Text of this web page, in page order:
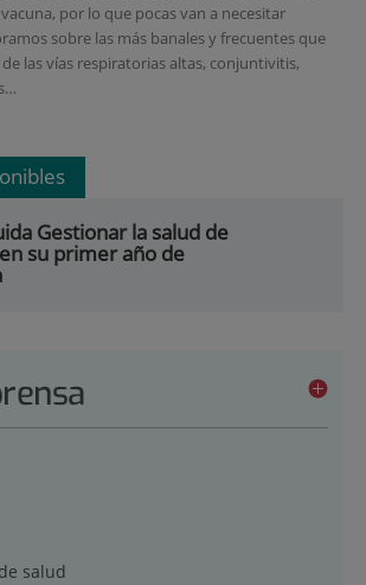
por lo que pocas van a necesitar
sobre las más banales y frecuentes que
las vías respiratorias altas, conjuntivitis,
Gestionar la salud de
su primer año de
salud